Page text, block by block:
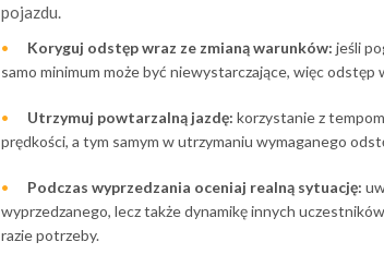
pojazdu.
Koryguj odstęp wraz ze zmianą warunków: jeśli
samo minimum może być niewystarczające, więc odstęp
Utrzymuj powtarzalną jazdę: korzystanie z
prędkości, a tym samym w utrzymaniu wymaganego
Podczas wyprzedzania oceniaj realną sytuację:
wyprzedzanego, lecz także dynamikę innych
razie potrzeby.